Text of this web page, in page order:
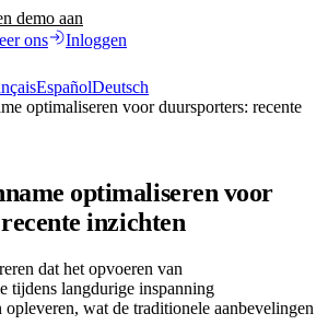
demo aan
ons Inloggen
EspañolDeutsch
optimaliseren voor duursporters: recente
optimaliseren voor
inzichten
dat het opvoeren van
tijdens langdurige inspanning
opleveren, wat de traditionele aanbevelingen